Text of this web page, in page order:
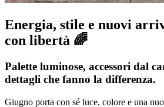
Energia, stile e nuovi
con libertà 🌈
Palette luminose, accessori dal
dettagli che fanno la differenza.
Giugno porta con sé luce, colore e una